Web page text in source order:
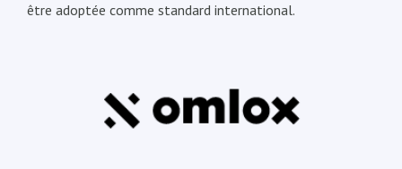
être adoptée comme standard international.